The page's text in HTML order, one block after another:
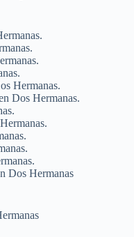
Hermanas.
Dos Hermanas.
Dos Hermanas